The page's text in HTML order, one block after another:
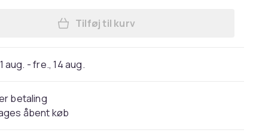
Læg Ladestation til iPhone, Apple
Tilføj til kurv
aug. - fre., 14 aug.
betaling
åbent køb